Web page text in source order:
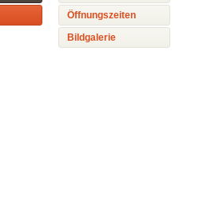
Öffnungszeiten
Bildgalerie